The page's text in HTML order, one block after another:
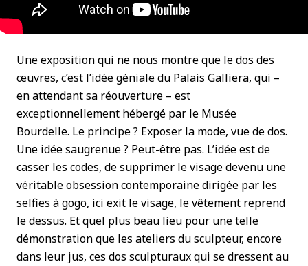
Une exposition qui ne nous montre que le dos des
œuvres, c’est l’idée géniale du Palais Galliera, qui –
en attendant sa réouverture – est
exceptionnellement hébergé par le Musée
Bourdelle. Le principe ? Exposer la mode, vue de dos.
Une idée saugrenue ? Peut-être pas. L’idée est de
casser les codes, de supprimer le visage devenu une
véritable obsession contemporaine dirigée par les
selfies à gogo, ici exit le visage, le vêtement reprend
le dessus. Et quel plus beau lieu pour une telle
démonstration que les ateliers du sculpteur, encore
dans leur jus, ces dos sculpturaux qui se dressent au